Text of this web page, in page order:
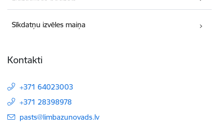
Sīkdatņu izvēles maiņa
Kontakti
+371 64023003
+371 28398978
E-pasts:
pasts@limbazunovads.lv